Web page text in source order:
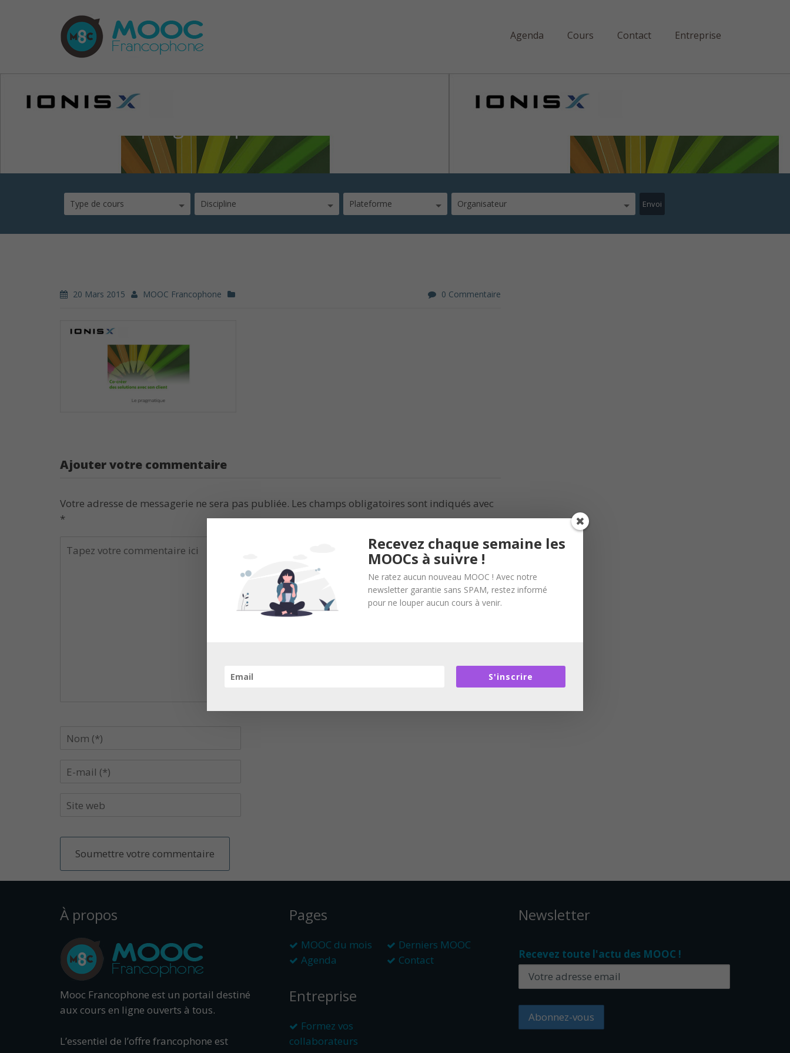
Agenda Cours Contact Entreprise
Type de cours Discipline Plateforme Organisateur
20 Mars 2015 MOOC Francophone 0 Commentaire
Ajouter votre commentaire
Votre adresse de messagerie ne sera pas publiée. Les champs obligatoires sont indiqués avec
*
À propos
Mooc Francophone est un portail destiné
aux cours en ligne ouverts à tous.
L’essentiel de l’offre francophone est
Pages
MOOC du mois
Derniers MOOC
Agenda
Contact
Entreprise
Formez vos
collaborateurs
Newsletter
Recevez toute l'actu des MOOC !
Recevez chaque semaine les
MOOCs à suivre !
Ne ratez aucun nouveau MOOC ! Avec notre
newsletter garantie sans SPAM, restez informé
pour ne louper aucun cours à venir.
S'inscrire